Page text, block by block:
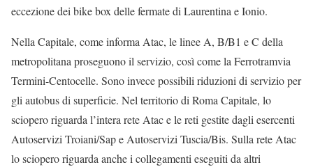
eccezione dei bike box delle fermate di Laurentina e Ionio.
Nella Capitale, come informa Atac, le linee A, B/B1 e C della
metropolitana proseguono il servizio, così come la Ferrotramvia
Termini-Centocelle. Sono invece possibili riduzioni di servizio per
gli autobus di superficie. Nel territorio di Roma Capitale, lo
sciopero riguarda l’intera rete Atac e le reti gestite dagli esercenti
Autoservizi Troiani/Sap e Autoservizi Tuscia/Bis. Sulla rete Atac
lo sciopero riguarda anche i collegamenti eseguiti da altri